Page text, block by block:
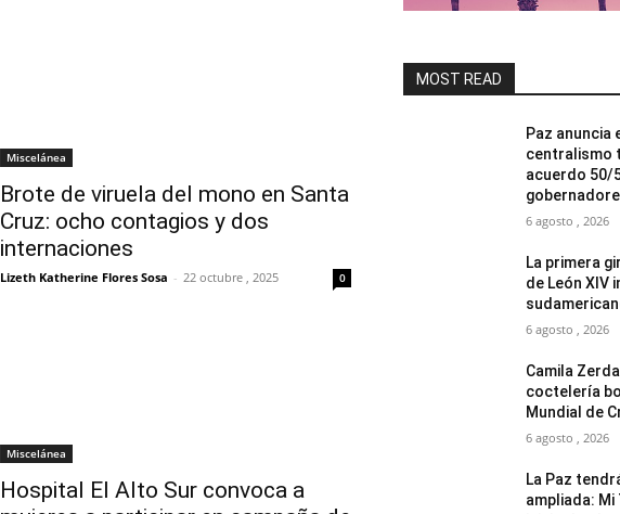
Miscelánea
Brote de viruela del mono en Santa
Cruz: ocho contagios y dos
internaciones
Lizeth Katherine Flores Sosa - 22 octubre , 2025 0
Miscelánea
Hospital El Alto Sur convoca a
MOST READ
Paz anuncia
centralismo
acuerdo 50/
6 agosto , 2026
La primera
de León XIV
6 agosto , 2026
Camila
coctelería
Mundial de
6 agosto , 2026
La Paz
ampliada: